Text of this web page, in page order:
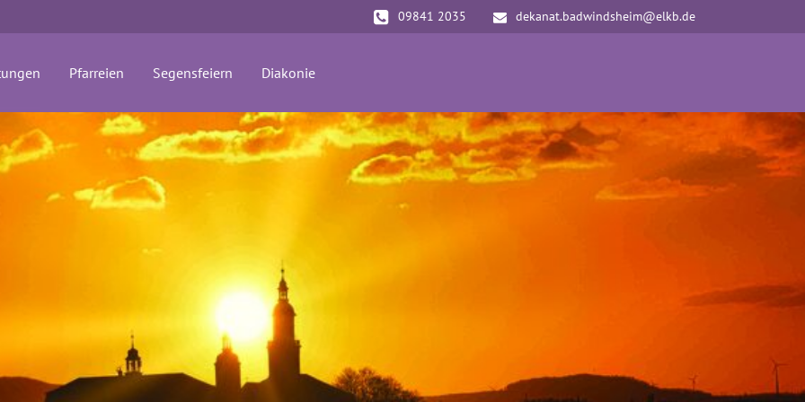
09841 2035 dekanat.badwindsheim@elkb.de
(current)Pfarreien Segensfeiern Diakonie